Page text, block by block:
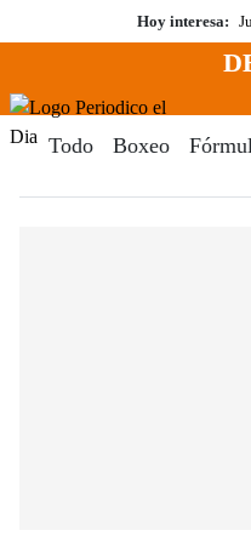
al
Hoy interesa:
Menú
Todo Boxeo